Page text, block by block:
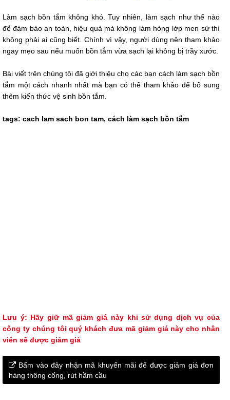
Làm sạch bồn tắm không khó. Tuy nhiên, làm sạch như thế nào
để đảm bảo an toàn, hiệu quả mà không làm hỏng lớp men sứ thì
không phải ai cũng biết. Chính vì vậy, người dùng nên tham khảo
ngay mẹo sau nếu muốn bồn tắm vừa sạch lại không bị trầy xước.
Bài viết trên chúng tôi đã giới thiệu cho các bạn cách làm sạch bồn
tắm một cách nhanh nhất mà bạn có thể tham khảo để bổ sung
thêm kiến thức vệ sinh bồn tắm.
tags: cach lam sach bon tam, cách làm sạch bồn tắm
Lưu ý: Hãy giữ mã giảm giá này khi sử dụng dịch vụ của
công ty chúng tôi quý khách đưa mã giảm giá này cho nhân
viên sẽ được giảm giá
Bấm vào đây nhận mã khuyến mãi để được giảm giá đơn
hàng thông cống, rút hầm cầu